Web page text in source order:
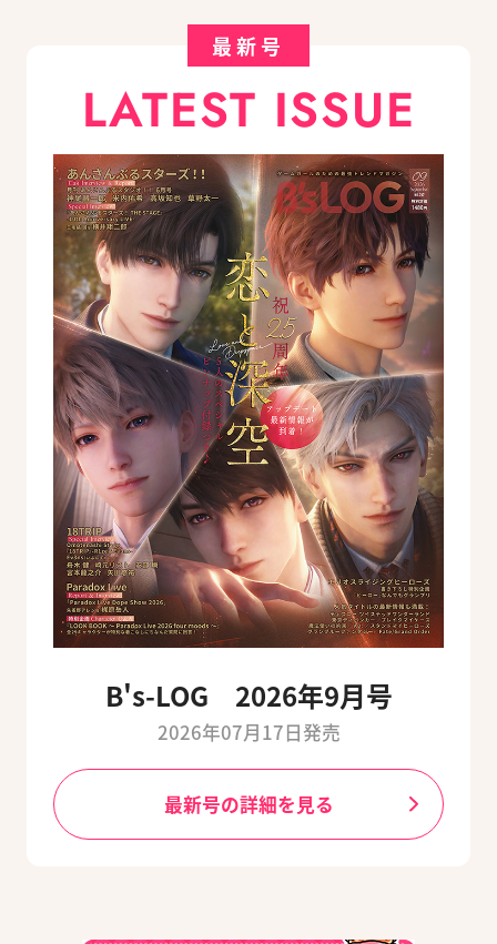
最新号
LATEST ISSUE
B's-LOG 2026年9月号
2026年07月17日発売
最新号の詳細を見る